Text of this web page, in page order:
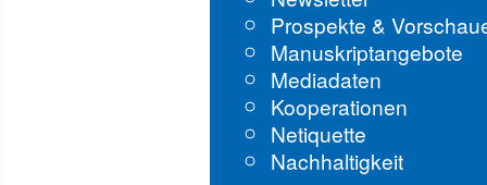
Prospekte &
Manuskriptangebote
Mediadaten
Kooperationen
Netiquette
Nachhaltigkeit